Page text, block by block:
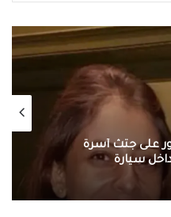
على جثث أسرة
سيارة